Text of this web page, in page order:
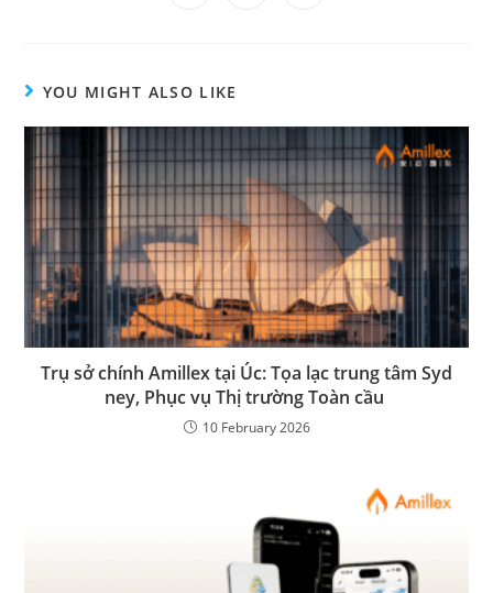
YOU MIGHT ALSO LIKE
Trụ sở chính Amillex tại Úc: Tọa lạc trung tâm Syd
ney, Phục vụ Thị trường Toàn cầu
10 February 2026